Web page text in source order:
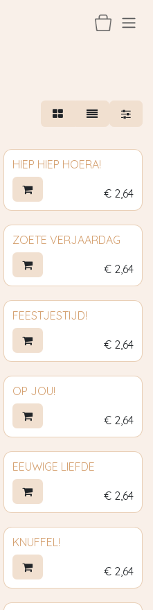
HIEP HIEP HOERA!
€ 2,64
ZOETE VERJAARDAG
€ 2,64
FEESTJESTIJD!
€ 2,64
OP JOU!
€ 2,64
EEUWIGE LIEFDE
€ 2,64
KNUFFEL!
€ 2,64